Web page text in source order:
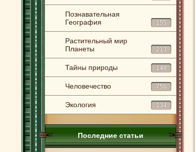
Познавательная
География
155
Растительный мир
Планеты
213
Тайны природы 148
Человечество 756
Экология 134
Последние статьи